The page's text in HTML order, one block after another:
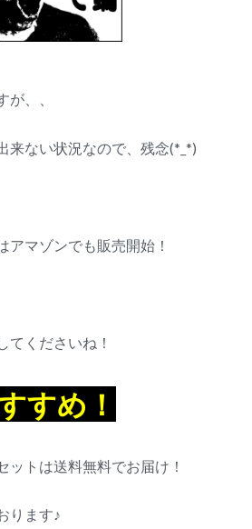
、、
来ない状況なので、残念(*_*)
アマゾンでも販売開始！
てくださいね！
すめ！
ットは送料無料でお届け！
ります♪